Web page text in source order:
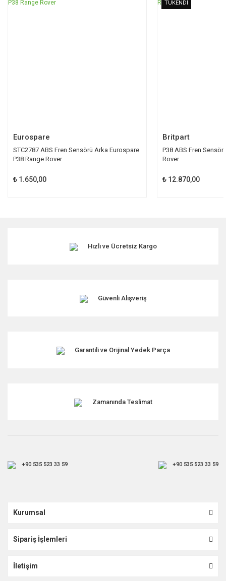
Eurospare
STC2787 ABS Fren Sensörü Arka Eurospare
P38 Range Rover
₺ 1.650,00
TÜKENDİ
Britpart
P38 ABS Fren
Rover
₺ 12.870,00
Hızlı ve Ücretsiz Kargo
Güvenli Alışveriş
Garantili ve Orijinal Yedek Parça
Zamanında Teslimat
+90 535 523 33 59 +90 535 523 33 59
Kurumsal
Sipariş İşlemleri
İletişim